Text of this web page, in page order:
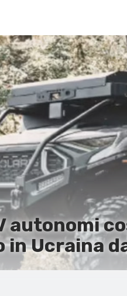
autonomi
Ucraina